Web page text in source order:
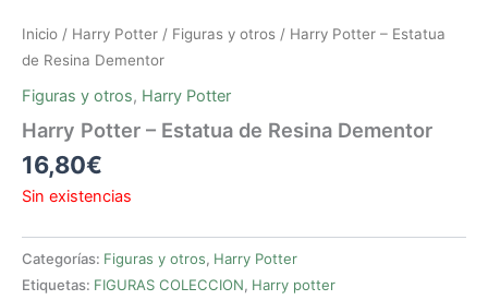
Inicio / Harry Potter / Figuras y otros / Harry Potter – Estatua
de Resina Dementor
Figuras y otros, Harry Potter
Harry Potter – Estatua de Resina Dementor
16,80€
Sin existencias
Categorías: Figuras y otros, Harry Potter
Etiquetas: FIGURAS COLECCION, Harry potter